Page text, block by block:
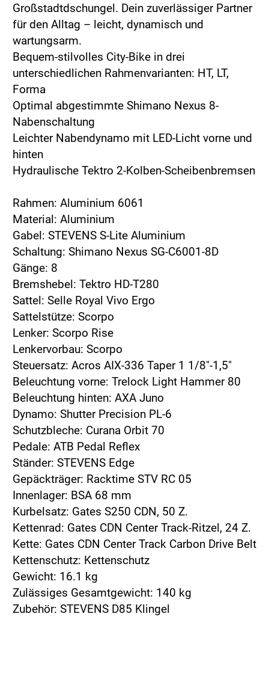
Großstadtdschungel. Dein zuverlässiger Partner
für den Alltag – leicht, dynamisch und
wartungsarm.
Bequem-stilvolles City-Bike in drei
unterschiedlichen Rahmenvarianten: HT, LT,
Forma
Optimal abgestimmte Shimano Nexus 8-
Nabenschaltung
Leichter Nabendynamo mit LED-Licht vorne und
hinten
Hydraulische Tektro 2-Kolben-Scheibenbremsen
Rahmen: Aluminium 6061
Material: Aluminium
Gabel: STEVENS S-Lite Aluminium
Schaltung: Shimano Nexus SG-C6001-8D
Gänge: 8
Bremshebel: Tektro HD-T280
Sattel: Selle Royal Vivo Ergo
Sattelstütze: Scorpo
Lenker: Scorpo Rise
Lenkervorbau: Scorpo
Steuersatz: Acros AIX-336 Taper 1 1/8"-1,5"
Beleuchtung vorne: Trelock Light Hammer 80
Beleuchtung hinten: AXA Juno
Dynamo: Shutter Precision PL-6
Schutzbleche: Curana Orbit 70
Pedale: ATB Pedal Reflex
Ständer: STEVENS Edge
Gepäckträger: Racktime STV RC 05
Innenlager: BSA 68 mm
Kurbelsatz: Gates S250 CDN, 50 Z.
Kettenrad: Gates CDN Center Track-Ritzel, 24 Z.
Kette: Gates CDN Center Track Carbon Drive Belt
Kettenschutz: Kettenschutz
Gewicht: 16.1 kg
Zulässiges Gesamtgewicht: 140 kg
Zubehör: STEVENS D85 Klingel